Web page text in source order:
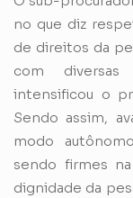
no que diz
de direitos da
com
intensificou o
Sendo assim,
modo
sendo firmes
dignidade da